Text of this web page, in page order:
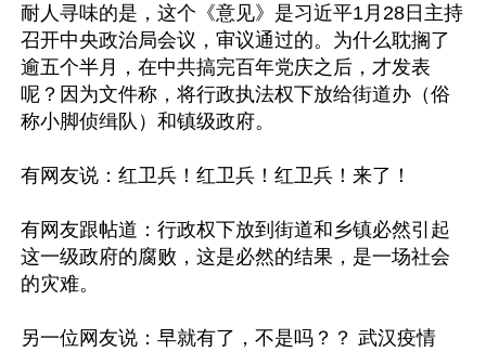
耐人寻味的是，这个《意见》是习近平1月28日主持
召开中央政治局会议，审议通过的。为什么耽搁了
逾五个半月，在中共搞完百年党庆之后，才发表
呢？因为文件称，将行政执法权下放给街道办（俗
称小脚侦缉队）和镇级政府。
有网友说：红卫兵！红卫兵！红卫兵！来了！
有网友跟帖道：行政权下放到街道和乡镇必然引起
这一级政府的腐败，这是必然的结果，是一场社会
的灾难。
另一位网友说：早就有了，不是吗？？ 武汉疫情